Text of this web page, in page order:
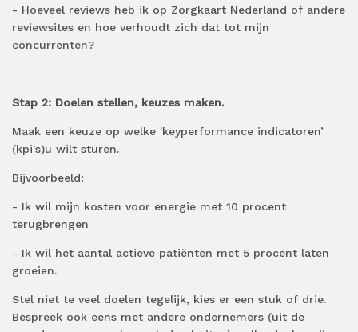
- Hoeveel reviews heb ik op Zorgkaart Nederland of andere
reviewsites en hoe verhoudt zich dat tot mijn
concurrenten?
Stap 2: Doelen stellen, keuzes maken.
Maak een keuze op welke 'keyperformance indicatoren’
(kpi's)u wilt sturen.
Bijvoorbeeld:
- Ik wil mijn kosten voor energie met 10 procent
terugbrengen
- Ik wil het aantal actieve patiënten met 5 procent laten
groeien.
Stel niet te veel doelen tegelijk, kies er een stuk of drie.
Bespreek ook eens met andere ondernemers (uit de